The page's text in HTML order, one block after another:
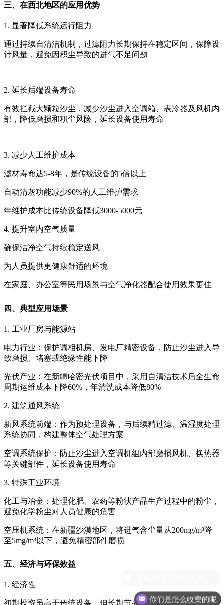
三、在西北地区的应用优势
1. 显著降低系统运行阻力
通过持续自清洁机制，过滤阻力长期保持在稳定区间，保障设
计风量，避免因积尘导致的进气不足问题
2. 延长后端设备寿命
有效拦截大颗粒沙尘，减少沙尘进入空调箱、表冷器及风机内
部，降低磨损和积尘风险，延长设备使用寿命
3. 减少人工维护成本
滤材寿命达5-8年，是传统设备的5倍以上
自动清灰功能减少90%的人工维护需求
年维护成本比传统设备降低3000-5000元
4. 提升室内空气质量
确保洁净空气持续稳定送风
为人员提供更健康舒适的环境
在家庭、办公室等民用场景与空气净化器配合使用效果更佳
四、典型应用场景
1. 工业厂房与能源站
电力行业‌：保护调相机房、发电厂精密设备，防止沙尘进入导
致磨损、堵塞或绝缘性能下降
光伏产业‌：在新疆哈密光伏项目中，采用自清洁技术后全生命
周期运维成本下降60%，年清洗成本降低80%
2. 建筑通风系统
新风系统前端‌：作为预处理设备，与后续精过滤、温湿度处理
系统协同，构建整体空气处理方案
空调系统保护‌：防止沙尘进入空调机组内部磨损风机、换热器
等关键部件，延长设备使用寿命
3. 特殊工业环境
化工与冶金‌：处理化肥、农药等粉状产品生产过程中的粉尘，
避免化学粉尘对人员健康的危害
空压机系统‌：在新疆沙漠地区，将进气含尘量从200mg/m³降
至5mg/m³以下，避免精密部件磨损
五、经济与环保效益
1. 经济性
初期投资虽高于传统设备，但长期节省的维护费用、减少的停
你们是怎么收费的呢